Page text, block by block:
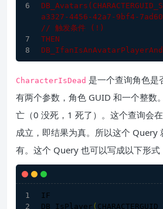
DB_Avatars
a3327-4456 -42a7-9bf4-
// 触发条件 (!)
THEN
CharacterIsDead 是一个查询角色是
有两个参数，角色 GUID 和一个整数
亡（0 没死，1 死了）。这个查询会
成立，即结果为真。所以这个 Query
有。这个 Query 也可以写成以下形式
IF
DB_IsPlayer (